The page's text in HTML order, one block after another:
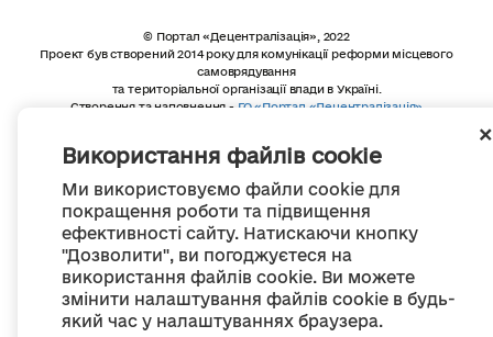
Використання файлів cookie
Ми використовуємо файли cookie для
покращення роботи та підвищення
ефективності сайту. Натискаючи кнопку
"Дозволити", ви погоджуєтеся на
використання файлів cookie. Ви можете
змінити налаштування файлів cookie в будь-
який час у налаштуваннях браузера.
© Портал «Децентралізація», 2022
Проект був створений 2014 року для комунікації реформи місцевого
самоврядування
та територіальної організації влади в Україні.
Створення та наповнення - ГО «Портал «Децентралізація»
якщо не зазначено інше